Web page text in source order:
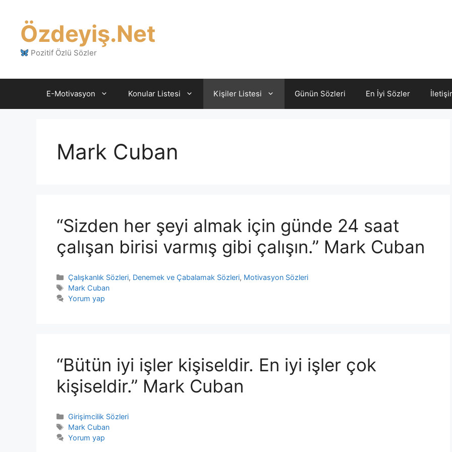
Özdeyiş.Net
Pozitif Özlü Sözler
E-Motivasyon Konular Listesi Kişiler Listesi Günün Sözleri En İyi Sözler
Mark Cuban
“Sizden her şeyi almak için günde 24 saat
çalışan birisi varmış gibi çalışın.” Mark Cuban
Kategoriler
Çalışkanlık Sözleri, Denemek ve Çabalamak Sözleri, Motivasyon Sözleri
Etiketler
Mark Cuban
Yorum yap
“Bütün iyi işler kişiseldir. En iyi işler çok
kişiseldir.” Mark Cuban
Kategoriler
Girişimcilik Sözleri
Etiketler
Mark Cuban
Yorum yap